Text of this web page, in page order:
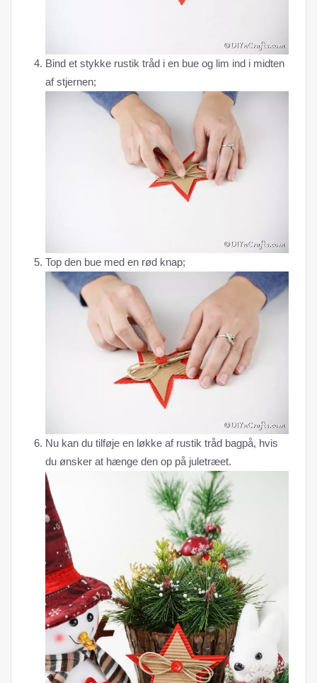
Bind et stykke rustik tråd i en bue og lim ind i midten
af ​​stjernen;
Top den bue med en rød knap;
Nu kan du tilføje en løkke af rustik tråd bagpå, hvis
du ønsker at hænge den op på juletræet.